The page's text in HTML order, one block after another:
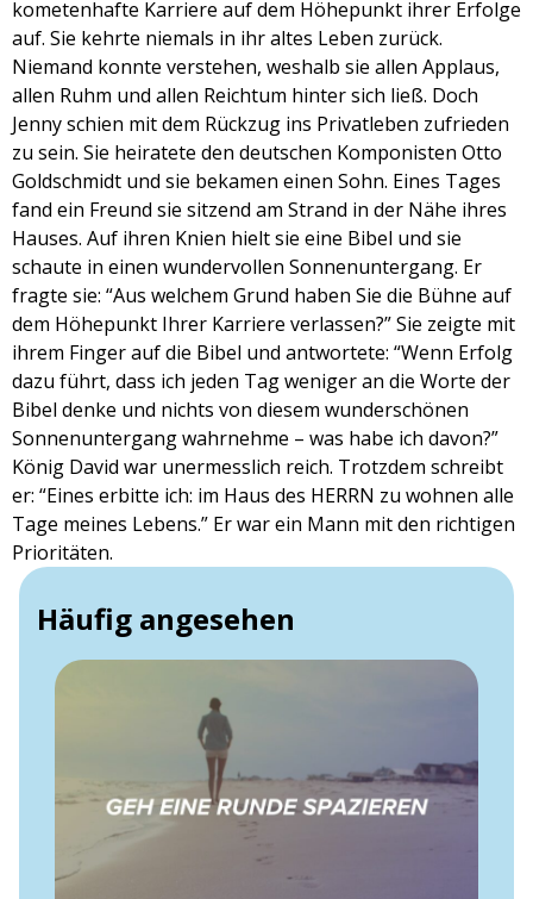
kometenhafte Karriere auf dem Höhepunkt ihrer Erfolge
auf. Sie kehrte niemals in ihr altes Leben zurück.
Niemand konnte verstehen, weshalb sie allen Applaus,
allen Ruhm und allen Reichtum hinter sich ließ. Doch
Jenny schien mit dem Rückzug ins Privatleben zufrieden
zu sein. Sie heiratete den deutschen Komponisten Otto
Goldschmidt und sie bekamen einen Sohn. Eines Tages
fand ein Freund sie sitzend am Strand in der Nähe ihres
Hauses. Auf ihren Knien hielt sie eine Bibel und sie
schaute in einen wundervollen Sonnenuntergang. Er
fragte sie: “Aus welchem Grund haben Sie die Bühne auf
dem Höhepunkt Ihrer Karriere verlassen?” Sie zeigte mit
ihrem Finger auf die Bibel und antwortete: “Wenn Erfolg
dazu führt, dass ich jeden Tag weniger an die Worte der
Bibel denke und nichts von diesem wunderschönen
Sonnenuntergang wahrnehme – was habe ich davon?”
König David war unermesslich reich. Trotzdem schreibt
er: “Eines erbitte ich: im Haus des HERRN zu wohnen alle
Tage meines Lebens.” Er war ein Mann mit den richtigen
Prioritäten.
Häufig angesehen